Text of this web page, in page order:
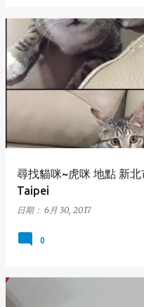
尋找貓咪~虎咪 地點 新
Taipei
日期： 6月 30, 2017
0